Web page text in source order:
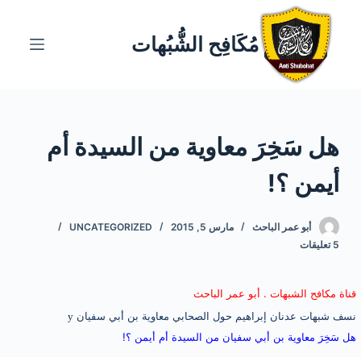
مُكَافِح الشُّبُهات
هل سَخِرَ معاوية من السيدة أم
أيمن ؟!
أبو عمر الباحث مارس 5, 2015
UNCATEGORIZED
5 تعليقات
قناة مكافح الشبهات . أبو عمر الباحث
نسف شبهاتعدنان إبراهيم حول الصحابي معاوية بن أبي سفيان y
هل سَخِرَ معاوية بن أبي سفيان من السيدة أم أيمن ؟!